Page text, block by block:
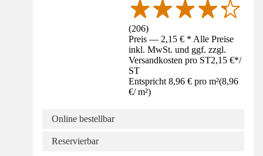
(206)
Preis — 2,15 € * Alle Preise
inkl. MwSt. und ggf. zzgl.
Versandkosten pro ST2,15 €*/
ST
Entspricht 8,96 € pro m²(8,96
€/ m²)
Online bestellbar
Reservierbar